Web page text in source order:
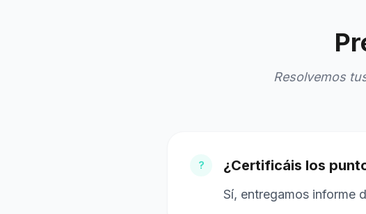
Resolvemos
? ¿Certificáis los
Sí, entregamos informe